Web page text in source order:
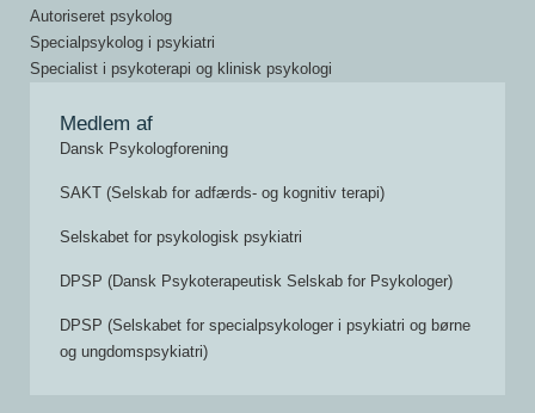
Medlem af
Dansk Psykologforening
SAKT (Selskab for adfærds- og kognitiv terapi)
Selskabet for psykologisk psykiatri
DPSP (Dansk Psykoterapeutisk Selskab for Psykologer)
DPSP (Selskabet for specialpsykologer i psykiatri og børne
og ungdomspsykiatri)
Autoriseret psykolog
Specialpsykolog i psykiatri
Specialist i psykoterapi og klinisk psykologi